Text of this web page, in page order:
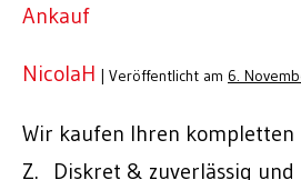
Ankauf
NicolaH | Veröffentlicht am 6.
Wir kaufen Ihren kompletten
Z. Diskret & zuverlässig und